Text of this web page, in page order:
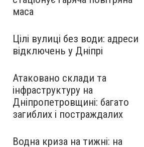
маса
Цілі вулиці без води: адреси
відключень у Дніпрі
Атаковано склади та
інфраструктуру на
Дніпропетровщині: багато
загиблих і постраждалих
Водна криза на тижні: на